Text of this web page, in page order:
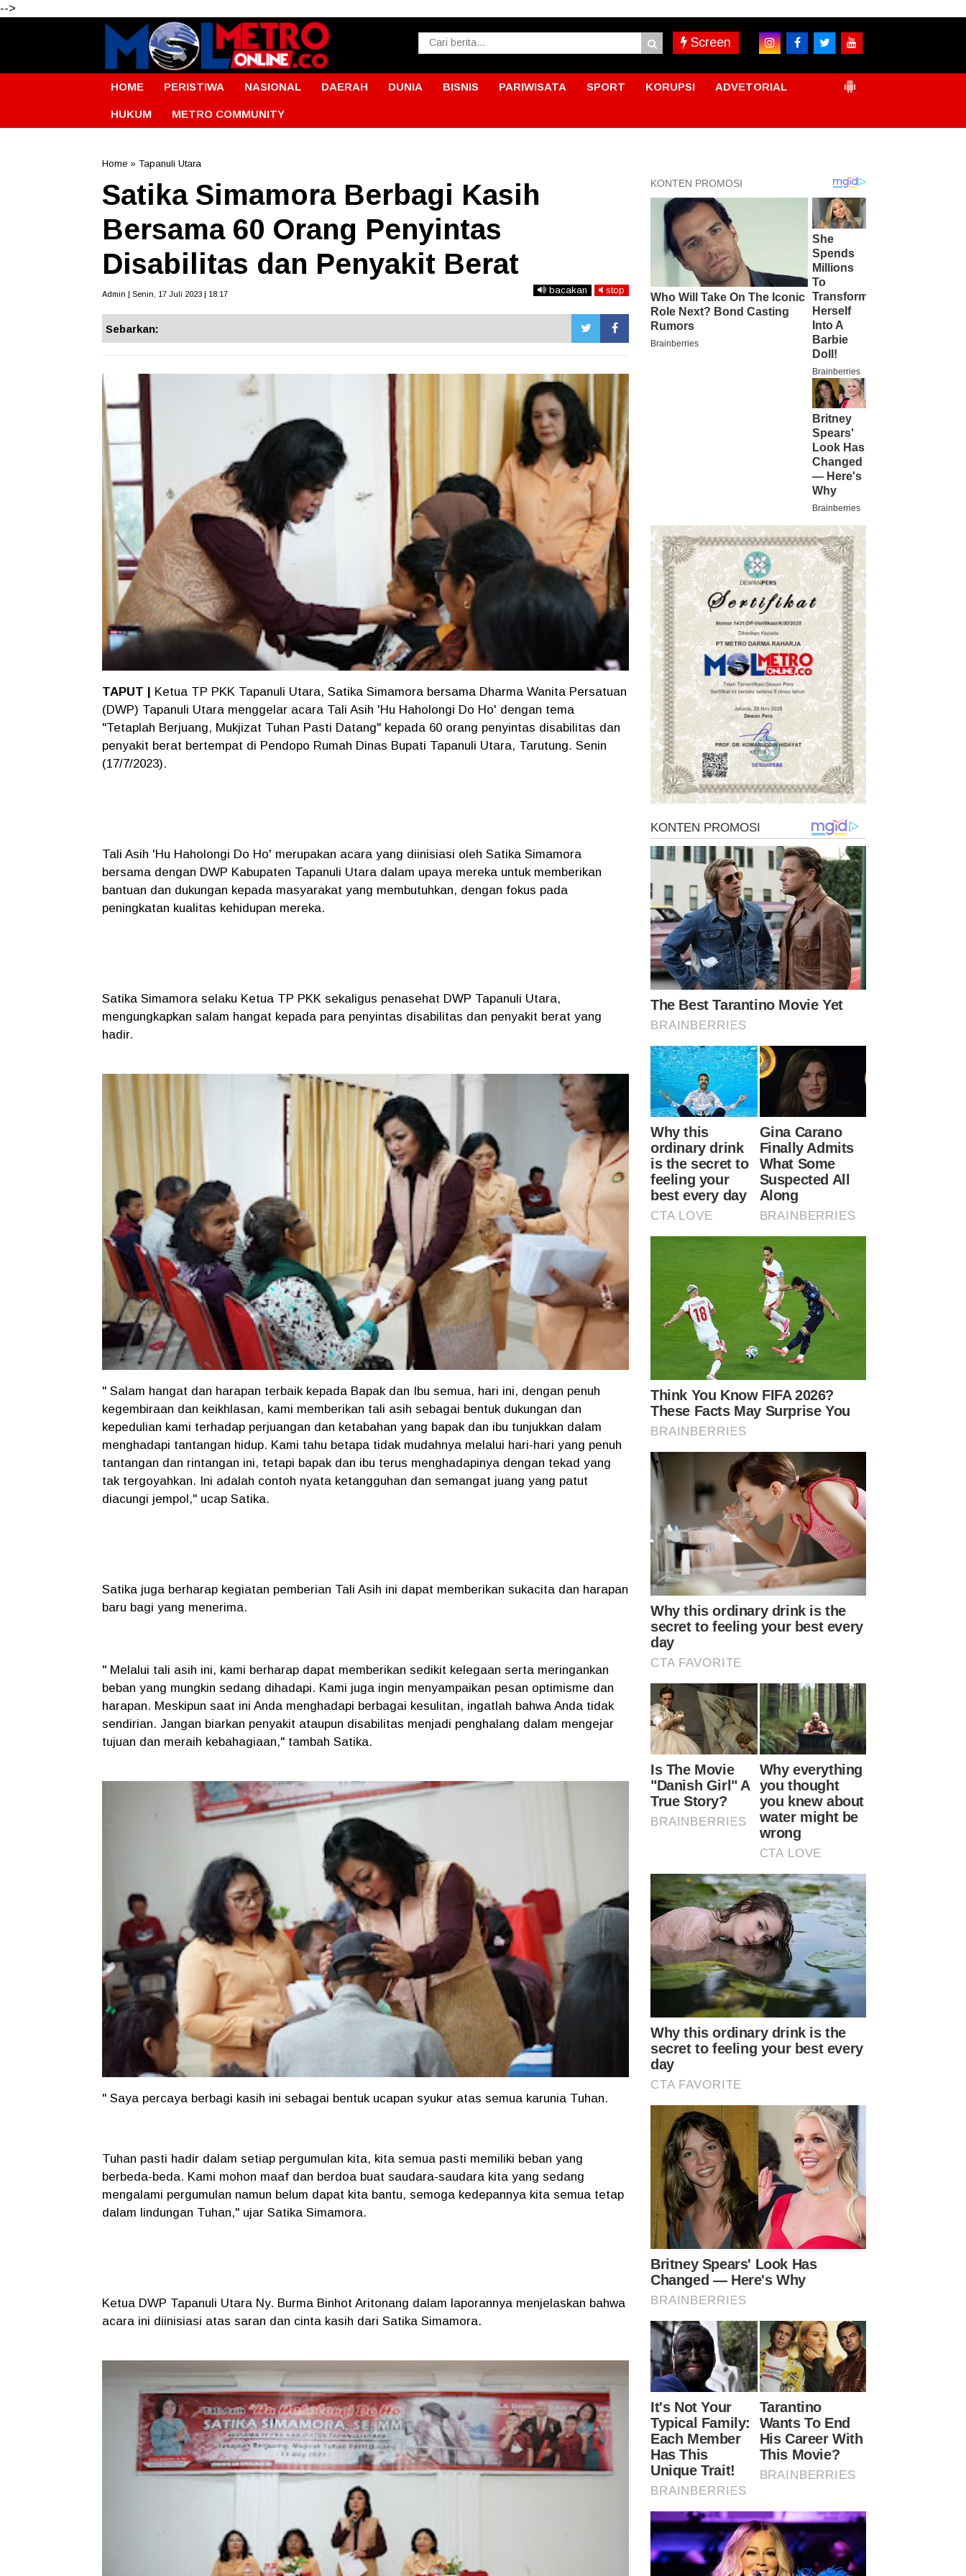
-->
Screen
HOME PERISTIWA NASIONAL DAERAH DUNIA BISNIS PARIWISATA SPORT KORUPSI ADVETORIAL
HUKUM METRO COMMUNITY
Home » Tapanuli Utara
Satika Simamora Berbagi Kasih
Bersama 60 Orang Penyintas
Disabilitas dan Penyakit Berat
Admin | Senin, 17 Juli 2023 | 18:17 bacakan stop
Sebarkan:
TAPUT | Ketua TP PKK Tapanuli Utara, Satika Simamora bersama Dharma Wanita Persatuan
(DWP) Tapanuli Utara menggelar acara Tali Asih 'Hu Haholongi Do Ho' dengan tema
"Tetaplah Berjuang, Mukjizat Tuhan Pasti Datang" kepada 60 orang penyintas disabilitas dan
penyakit berat bertempat di Pendopo Rumah Dinas Bupati Tapanuli Utara, Tarutung. Senin
(17/7/2023).
Tali Asih 'Hu Haholongi Do Ho' merupakan acara yang diinisiasi oleh Satika Simamora
bersama dengan DWP Kabupaten Tapanuli Utara dalam upaya mereka untuk memberikan
bantuan dan dukungan kepada masyarakat yang membutuhkan, dengan fokus pada
peningkatan kualitas kehidupan mereka.
Satika Simamora selaku Ketua TP PKK sekaligus penasehat DWP Tapanuli Utara,
mengungkapkan salam hangat kepada para penyintas disabilitas dan penyakit berat yang
hadir.
" Salam hangat dan harapan terbaik kepada Bapak dan Ibu semua, hari ini, dengan penuh
kegembiraan dan keikhlasan, kami memberikan tali asih sebagai bentuk dukungan dan
kepedulian kami terhadap perjuangan dan ketabahan yang bapak dan ibu tunjukkan dalam
menghadapi tantangan hidup. Kami tahu betapa tidak mudahnya melalui hari-hari yang penuh
tantangan dan rintangan ini, tetapi bapak dan ibu terus menghadapinya dengan tekad yang
tak tergoyahkan. Ini adalah contoh nyata ketangguhan dan semangat juang yang patut
diacungi jempol," ucap Satika.
Satika juga berharap kegiatan pemberian Tali Asih ini dapat memberikan sukacita dan harapan
baru bagi yang menerima.
" Melalui tali asih ini, kami berharap dapat memberikan sedikit kelegaan serta meringankan
beban yang mungkin sedang dihadapi. Kami juga ingin menyampaikan pesan optimisme dan
harapan. Meskipun saat ini Anda menghadapi berbagai kesulitan, ingatlah bahwa Anda tidak
sendirian. Jangan biarkan penyakit ataupun disabilitas menjadi penghalang dalam mengejar
tujuan dan meraih kebahagiaan," tambah Satika.
" Saya percaya berbagi kasih ini sebagai bentuk ucapan syukur atas semua karunia Tuhan.
Tuhan pasti hadir dalam setiap pergumulan kita, kita semua pasti memiliki beban yang
berbeda-beda. Kami mohon maaf dan berdoa buat saudara-saudara kita yang sedang
mengalami pergumulan namun belum dapat kita bantu, semoga kedepannya kita semua tetap
dalam lindungan Tuhan," ujar Satika Simamora.
Ketua DWP Tapanuli Utara Ny. Burma Binhot Aritonang dalam laporannya menjelaskan bahwa
acara ini diinisiasi atas saran dan cinta kasih dari Satika Simamora.